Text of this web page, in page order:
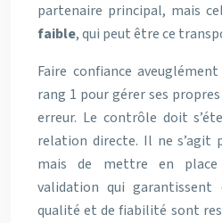
partenaire principal, mais
faible, qui peut être ce
Faire confiance
rang 1 pour gérer ses
erreur. Le contrôle doit
relation directe. Il ne s’agit
mais de mettre en place
validation qui garantissent
qualité et de fiabilité sont